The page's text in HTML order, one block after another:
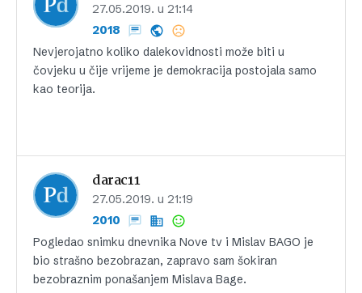
27.05.2019. u 21:14
2018
Nevjerojatno koliko dalekovidnosti može biti u
čovjeku u čije vrijeme je demokracija postojala samo
kao teorija.
darac11
27.05.2019. u 21:19
2010
Pogledao snimku dnevnika Nove tv i Mislav BAGO je
bio strašno bezobrazan, zapravo sam šokiran
bezobraznim ponašanjem Mislava Bage.